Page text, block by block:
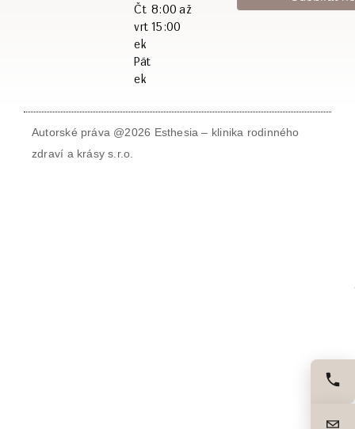
Čt
vrt
ek
Pát
ek
8:00 až
15:00
Autorské práva @2026 Esthesia – klinika rodinného
zdraví a krásy s.r.o.